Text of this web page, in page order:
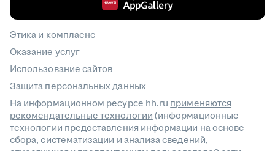
Этика и комплаенс
Оказание услуг
Использование сайтов
Защита персональных данных
На информационном ресурсе hh.ru применяются
рекомендательные технологии(информационные
технологии предоставления информации на основе
сбора, систематизации и анализа сведений,